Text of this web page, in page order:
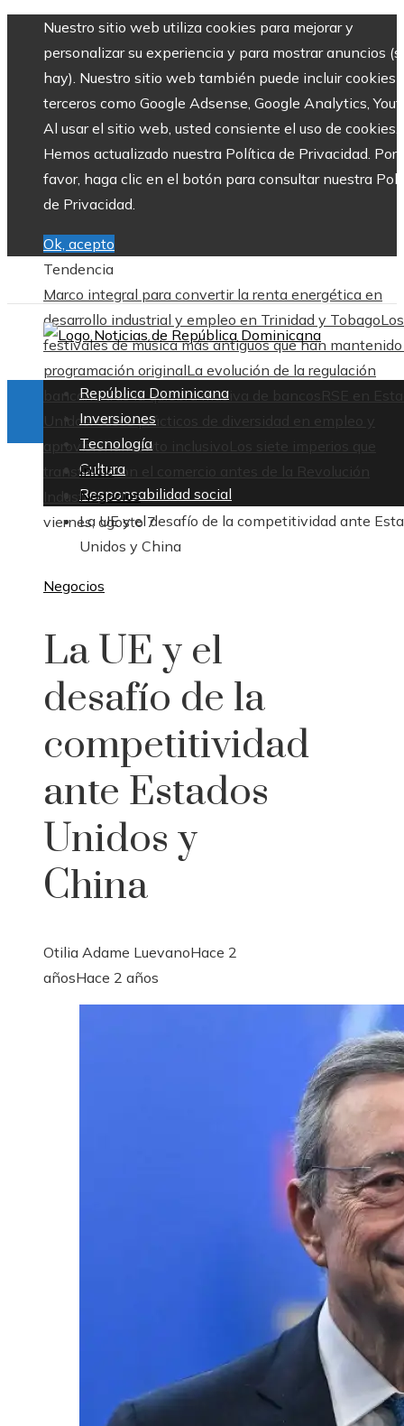
Nuestro sitio web utiliza cookies para mejorar y
personalizar su experiencia y para mostrar anuncios
hay). Nuestro sitio web también puede incluir cookies
terceros como Google Adsense, Google Analytics,
Al usar el sitio web, usted consiente el uso de cookies.
Hemos actualizado nuestra Política de Privacidad. Por
favor, haga clic en el botón para consultar nuestra
de Privacidad.
Ok, acepto
Tendencia
Marco integral para convertir la renta energética en
desarrollo industrial y empleo en Trinidad y TobagoLos
festivales de música más antiguos que han mantenido
programación originalLa evolución de la regulación
bancaria tras la quiebra masiva de bancos
RSE en
Unidos: casos prácticos de diversidad en empleo y
aprovisionamiento inclusivo Los siete imperios que
transformaron el comercio antes de la Revolución
Industrial
viernes, agosto 7
República Dominicana
Inversiones
Tecnología
Cultura
Responsabilidad social
Inicio
Negocios
La UE y el desafío de la competitividad ante
Unidos y China
Negocios
La UE y el
desafío de la
competitividad
ante Estados
Unidos y
China
Otilia Adame LuevanoHace 2
añosHace 2 años